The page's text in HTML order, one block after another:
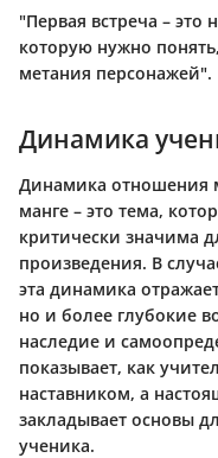
"Первая встреча – это
которую нужно
метания персонажей".
Динамика
Динамика отношения
манге – это тема,
критически значима
произведения. В
эта динамика
но и более глубокие
наследие и
показывает, как
наставником, а
закладывает основы
ученика.